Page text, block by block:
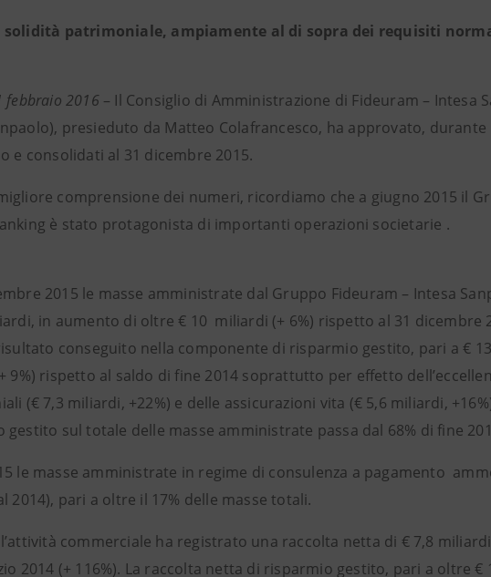
solidità patrimoniale, ampiamente al di sopra dei requisiti
febbraio 2016– Il Consiglio di Amministrazione di Fideuram – Intesa
presieduto da Matteo Colafrancesco, ha approvato,
e consolidati al 31 dicembre 2015.
comprensione dei numeri, ricordiamo che a giugno 2015 il
è stato protagonista di importanti operazioni societarie .
2015 le masse amministrate dal Gruppo Fideuram – Intesa
in aumento di oltre € 10 miliardi (+ 6%) rispetto al 31 dicembre
conseguito nella componente di risparmio gestito, pari a €
9%) rispetto al saldo di fine 2014 soprattutto per effetto
(€ 7,3 miliardi, +22%) e delle assicurazioni vita (€ 5,6 miliardi,
gestito sul totale delle masse amministrate passa dal 68% di fine
le masse amministrate in regime di consulenza a pagamento
2014), pari a oltre il 17% delle masse totali.
l’attività commerciale ha registrato una raccolta netta di € 7,8
2014 (+ 116%). La raccolta netta di risparmio gestito, pari a oltre